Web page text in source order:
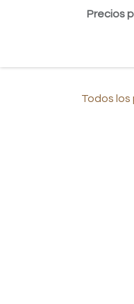
Precios
Todos